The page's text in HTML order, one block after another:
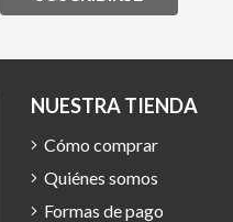
NUESTRA TIENDA
Cómo comprar
Quiénes somos
Formas de pago